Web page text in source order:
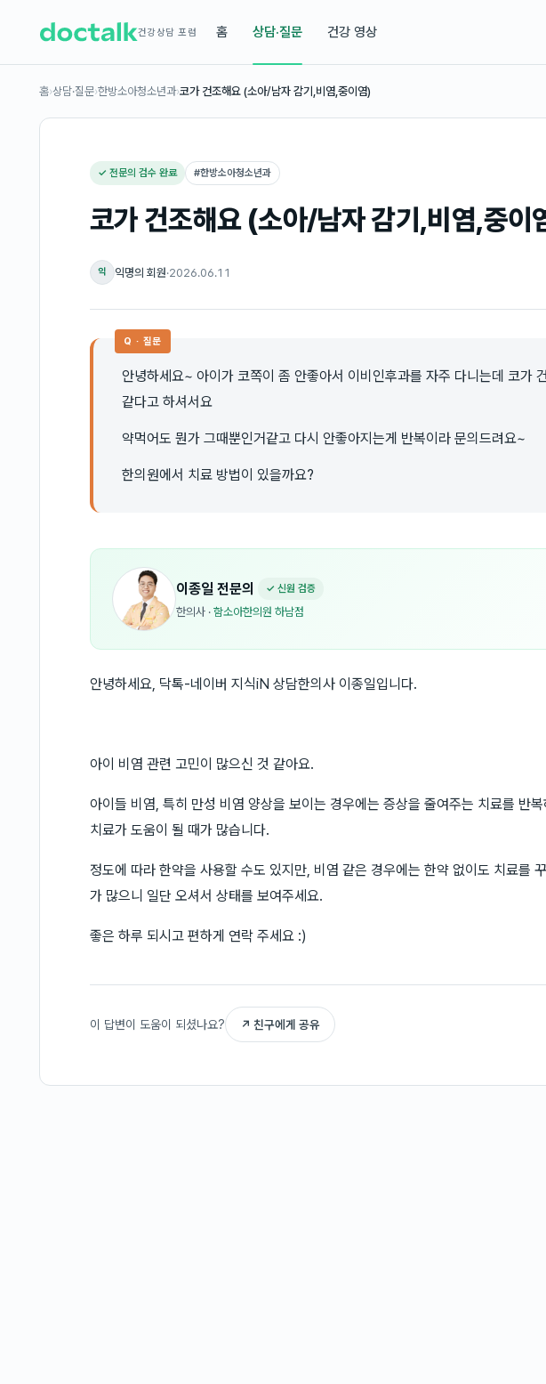
건강상담 포럼 홈 상담·질문 건강 영상
홈›상담·질문›한방소아청소년과›코가 건조해요 (소아/남자 감기,비염,중이염)
✓ 전문의 검수 완료 #한방소아청소년과
코가 건조해요 (소아/남자 감기,비염,중이
익 익명의 회원·2026.06.11
Q · 질문
안녕하세요~ 아이가 코쪽이 좀 안좋아서 이비인후과를 자주 다니는데 코가
같다고 하셔서요
약먹어도 뭔가 그때뿐인거같고 다시 안좋아지는게 반복이라 문의드려요~
한의원에서 치료 방법이 있을까요?
이종일 전문의 ✓ 신원 검증
한의사 · 함소아한의원 하남점
안녕하세요, 닥톡-네이버 지식iN 상담한의사 이종일입니다.
아이 비염 관련 고민이 많으신 것 같아요.
아이들 비염, 특히 만성 비염 양상을 보이는 경우에는 증상을 줄여주는 치료를 반
치료가 도움이 될 때가 많습니다.
정도에 따라 한약을 사용할 수도 있지만, 비염 같은 경우에는 한약 없이도 치료를
가 많으니 일단 오셔서 상태를 보여주세요.
좋은 하루 되시고 편하게 연락 주세요 :)
이 답변이 도움이 되셨나요? ↗ 친구에게 공유